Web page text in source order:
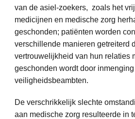
van de asiel-zoekers, zoals het
medicijnen en medische zorg
geschonden; patiënten worden
verschillende manieren getreiterd
vertrouwelijkheid van hun relaties
geschonden wordt door inmenging
veiligheidsbeambten.
De verschrikkelijk slechte
aan medische zorg resulteerde in